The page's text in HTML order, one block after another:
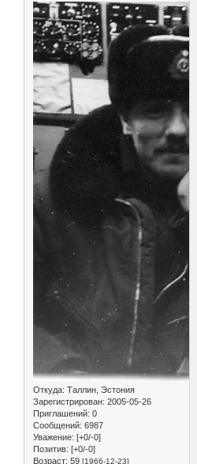
Откуда: Таллин, Эстония
Зарегистрирован: 2005-05-26
Приглашений: 0
Сообщений: 6987
Уважение: [+0/-0]
Позитив: [+0/-0]
Возраст: 59 [1966-12-23]